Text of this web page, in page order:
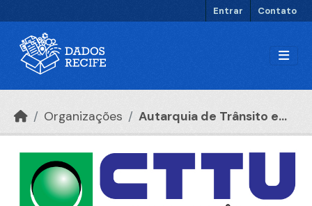
Entrar Contato
Organizações Autarquia de Trânsito e...